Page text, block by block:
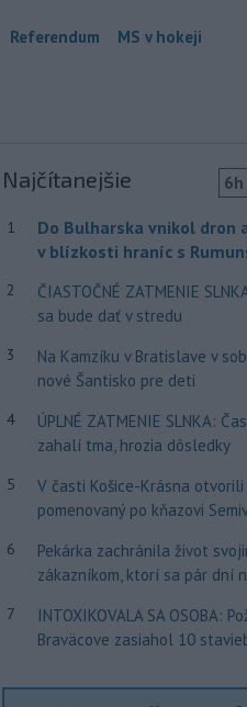
Referendum MS v hokeji
Najčítanejšie 6h
1
Do Bulharska vnikol dron
v blízkosti hraníc s
2
ČIASTOČNÉ ZATMENIE
sa bude dať v stredu
3
Na Kamzíku v Bratislave v
nové Šantisko pre deti
4
ÚPLNÉ ZATMENIE SLNKA:
zahalí tma, hrozia dôsledky
5
V časti Košice-Krásna otvorili
pomenovaný po kňazovi
6
Pekárka zachránila život
zákazníkom, ktorí sa pár dní
7
INTOXIKOVALA SA OSOBA:
Braväcove zasiahol 10